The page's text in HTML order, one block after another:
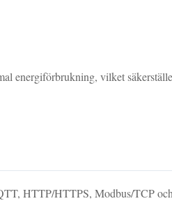
energiförbrukning, vilket
HTTP/HTTPS, Modbus/TCP